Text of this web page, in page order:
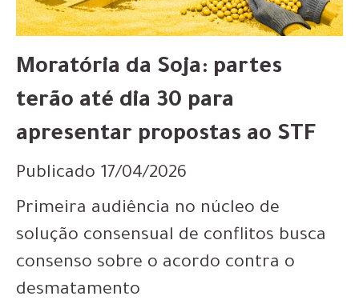
Moratória da Soja: partes
terão até dia 30 para
apresentar propostas ao STF
Publicado 17/04/2026
Primeira audiência no núcleo de
solução consensual de conflitos busca
consenso sobre o acordo contra o
desmatamento